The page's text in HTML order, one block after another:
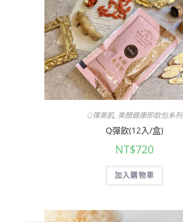
Q彈美肌, 美顏健康即飲包系列
Q彈飲(12入/盒)
NT$720
加入購物車